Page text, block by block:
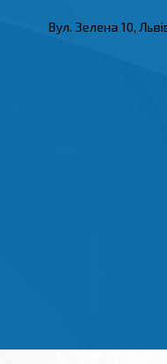
Вул. Зелена 10,